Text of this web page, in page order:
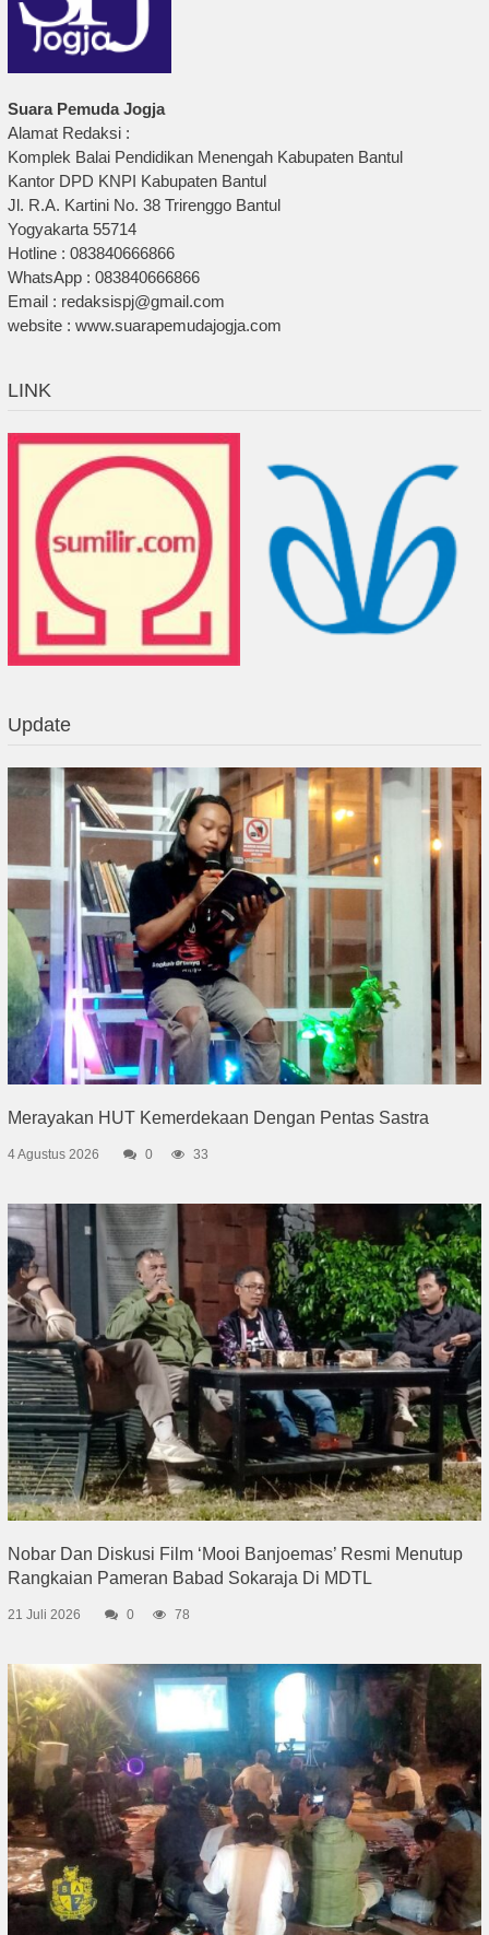
Suara Pemuda Jogja
Alamat Redaksi :
Komplek Balai Pendidikan Menengah Kabupaten Bantul
Kantor DPD KNPI Kabupaten Bantul
Jl. R.A. Kartini No. 38 Trirenggo Bantul
Yogyakarta 55714
Hotline : 083840666866
WhatsApp : 083840666866
Email : redaksispj@gmail.com
website : www.suarapemudajogja.com
LINK
Update
Merayakan HUT Kemerdekaan Dengan Pentas Sastra
4 Agustus 2026 0 33
Nobar Dan Diskusi Film ‘Mooi Banjoemas’ Resmi Menutup
Rangkaian Pameran Babad Sokaraja Di MDTL
21 Juli 2026 0 78